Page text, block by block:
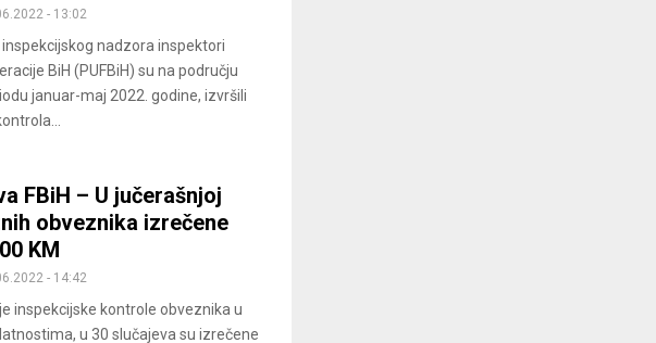
- 13:02
nadzora inspektori
BiH (PUFBiH) su na području
januar-maj 2022. godine, izvršili
FBiH – U jučerašnjoj
obveznika izrečene
KM
- 14:42
inspekcijske kontrole obveznika u
u 30 slučajeva su izrečene